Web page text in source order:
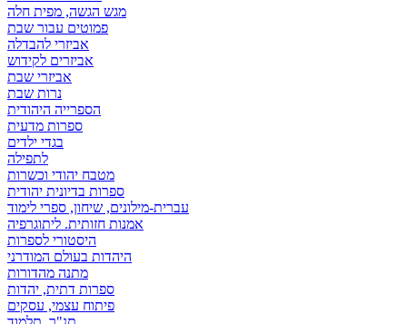
מגש הגשה, מפית חלה
פמוטים עבור שבת
אביזרי להבדלה
אביזרים לקידוש
אביזרי שבת
נרות שבת
הספרייה היהודית
ספרות מדעית
בגדי ילדים
לתפילה
מטבח יהודי וכשרות
ספרות בדיונית יהודית
עברית-מילונים, שיחון, ספרי לימוד
אמנות חזותית. ליתוגרפיה
היסטורי לספרות
היהדות בעולם המודרני
מתנה מהדורות
ספרות דתית, יהדות
פיתוח עצמי, עסקים